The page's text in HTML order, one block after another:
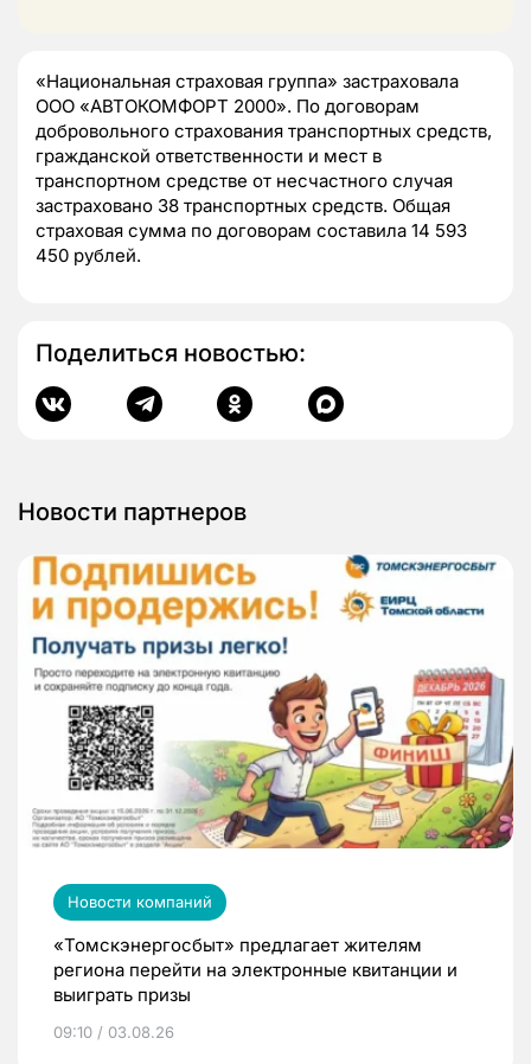
«Национальная страховая группа» застраховала
ООО «АВТОКОМФОРТ 2000». По договорам
добровольного страхования транспортных средств,
гражданской ответственности и мест в
транспортном средстве от несчастного случая
застраховано 38 транспортных средств. Общая
страховая сумма по договорам составила 14 593
450 рублей.
Поделиться новостью:
Новости партнеров
Новости компаний
«Томскэнергосбыт» предлагает жителям
региона перейти на электронные квитанции и
выиграть призы
09:10 / 03.08.26